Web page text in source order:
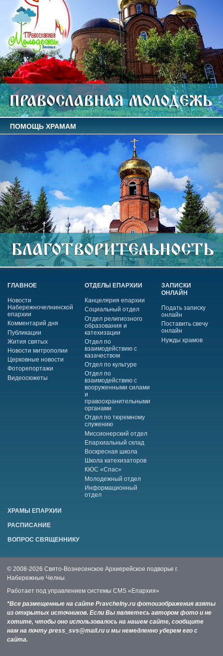
ПОМОЩЬ ХРАМАМ
ГЛАВНОЕ
Новости
Набережночелнинской
епархии
Комментарий дня
Публикации
Жития святых
Новости митрополии
Церковные новости
Фоторепортажи
Видеосюжеты
ОТДЕЛЫ ЕПАРХИИ
Канцелярия епархии
Социальный отдел
Отдел религиозного
образования и
катехизации
Отдел по
взаимодействию с
казачеством
Отдел по культуре
Отдел по
взаимодействию с
вооруженными силами
и
правоохранительными
органами
Отдел по тюремному
служению
Миссионерский отдел
Епархиальный склад
Воскресная школа
Школа катехизаторов
КЮС «Спас»
Молодежный отдел
Информационный
отдел
ЗАПИСКИ
ОНЛАЙН
Подать записку
онлайн
Поставить свечу
онлайн
Нужды храмов
ХРАМЫ ЕПАРХИИ
РАСПИСАНИЕ
ВОПРОС СВЯЩЕННИКУ
© 2008-2026 Свято-Вознесенское Архиерейское подворье г.
Набережные Челны.
Работает под управлением системы CMS «Епархия»
*Все размещенные на сайте Pravchelny.ru фотоизображения взяты
из открытых источников. Если Вы являетесь автором фото и не
хотите, чтобы оно использовалось на нашем сайте, сообщите
нам на почту press_svs@mail.ru и мы немедленно уберем его с
сайта.